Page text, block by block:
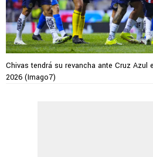
Chivas tendrá su revancha ante Cruz
2026 (Imago7)